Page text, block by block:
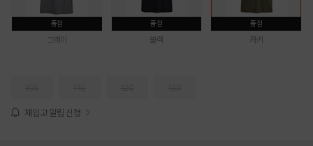
품절
그레이
품절
블랙
품절
카키
재입고 알림 신청